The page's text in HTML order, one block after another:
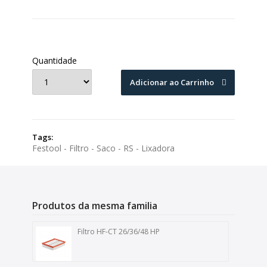
Quantidade
Adicionar ao Carrinho
Tags:
Festool - Filtro - Saco - RS - Lixadora
Produtos da mesma familia
Filtro HF-CT 26/36/48 HP